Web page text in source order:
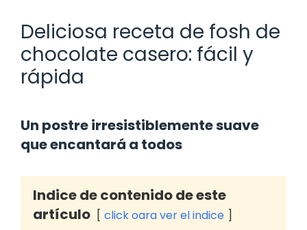
Deliciosa receta de fosh de
chocolate casero: fácil y
rápida
Un postre irresistiblemente suave
que encantará a todos
Indice de contenido de este
artículo
click oara ver el indice